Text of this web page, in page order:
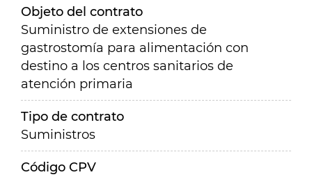
Objeto del contrato
Suministro de extensiones de
gastrostomía para alimentación con
destino a los centros sanitarios de
atención primaria
Tipo de contrato
Suministros
Código CPV